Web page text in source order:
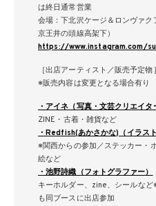
は終日通常営業
会場：下北沢ケージ＆ロンヴァ
京王井の頭線高架下）
https://www.instagram.com/
［出店アーティスト／販売予定物］
※販売内容は変更となる場合有り
・アイネ（写真・文芸クリエイタ
ZINE・古着・雑貨など
・Redfish(あかさかな)（イラスト
※関西からの参加／ステッカー・
絵など
・池野詩織（フォトグラファー）
キーホルダー、zine、シールな
も同ブースに出店参加